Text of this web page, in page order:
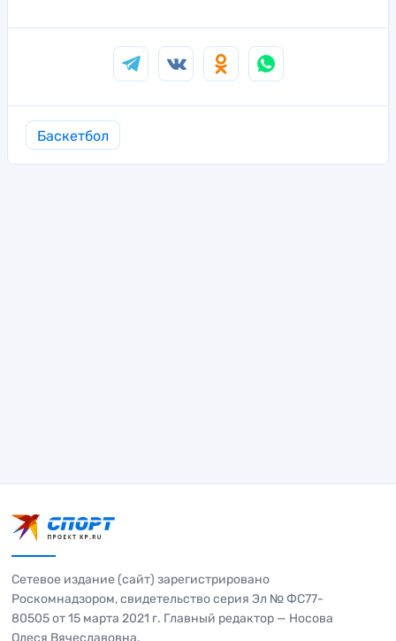
Баскетбол
Сетевое издание (сайт) зарегистрировано
Роскомнадзором, свидетельство серия Эл № ФС77-
80505 от 15 марта 2021 г. Главный редактор — Носова